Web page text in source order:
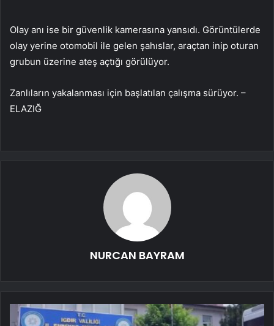
Olay anı ise bir güvenlik kamerasına yansıdı. Görüntülerde
olay yerine otomobil ile gelen şahıslar, araçtan inip oturan
grubun üzerine ateş açtığı görülüyor.
Zanlıların yakalanması için başlatılan çalışma sürüyor. –
ELAZIĞ
NURCAN BAYRAM